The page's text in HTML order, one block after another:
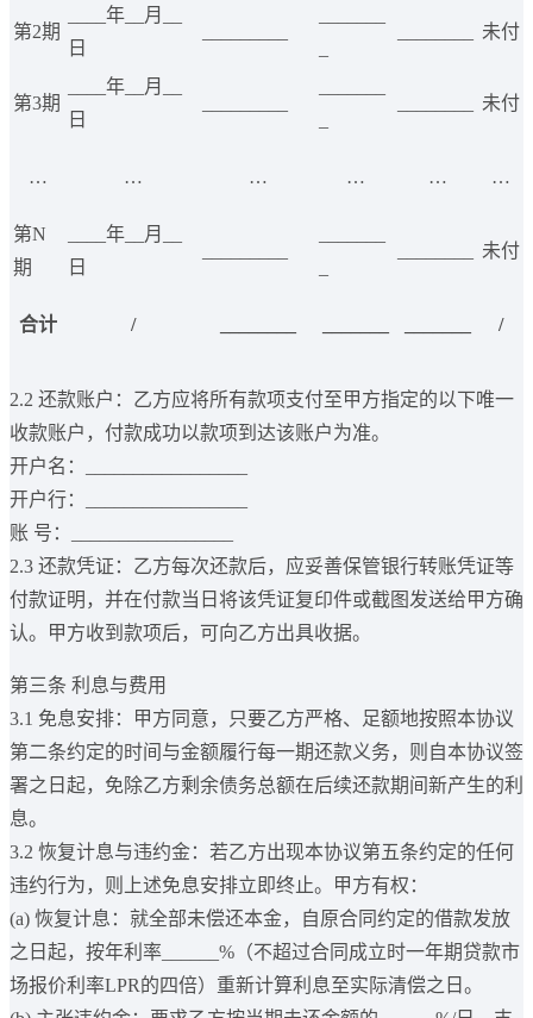
第2期
____年__月__
日
未付
第3期
____年__月__
日
未付
… … … … … …
第N
期
____年__月__
日
未付
合计 / /
2.2 还款账户：乙方应将所有款项支付至甲方指定的以下唯一
收款账户，付款成功以款项到达该账户为准。
开户名：_________________
开户行：_________________
账 号：_________________
2.3 还款凭证：乙方每次还款后，应妥善保管银行转账凭证等
付款证明，并在付款当日将该凭证复印件或截图发送给甲方确
认。甲方收到款项后，可向乙方出具收据。
第三条 利息与费用
3.1 免息安排：甲方同意，只要乙方严格、足额地按照本协议
第二条约定的时间与金额履行每一期还款义务，则自本协议签
署之日起，免除乙方剩余债务总额在后续还款期间新产生的利
息。
3.2 恢复计息与违约金：若乙方出现本协议第五条约定的任何
违约行为，则上述免息安排立即终止。甲方有权：
(a) 恢复计息：就全部未偿还本金，自原合同约定的借款发放
之日起，按年利率______%（不超过合同成立时一年期贷款市
场报价利率LPR的四倍）重新计算利息至实际清偿之日。